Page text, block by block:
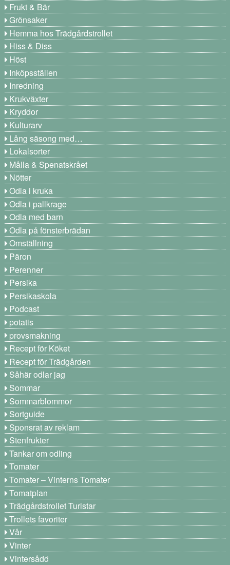
Frukt & Bär
Grönsaker
Hemma hos Trädgårdstrollet
Hiss & Diss
Höst
Inköpsställen
Inredning
Krukväxter
Kryddor
Kulturarv
Lång säsong med…
Lokalsorter
Målla & Spenatskrået
Nötter
Odla i kruka
Odla i pallkrage
Odla med barn
Odla på fönsterbrädan
Omställning
Päron
Perenner
Persika
Persikaskola
Podcast
potatis
provsmakning
Recept för Köket
Recept för Trädgården
Såhär odlar jag
Sommar
Sommarblommor
Sortguide
Sponsrat av reklam
Stenfrukter
Tankar om odling
Tomater
Tomater – Vinterns Tomater
Tomatplan
Trädgårdstrollet Turistar
Trollets favoriter
Vår
Vinter
Vintersådd